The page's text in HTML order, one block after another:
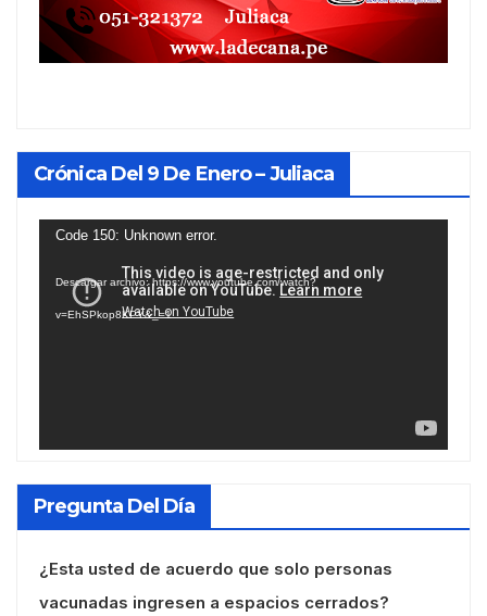
Crónica Del 9 De Enero – Juliaca
Reproductor
vídeo
Code 150: Unknown error.
Descargar archivo: https://www.youtube.com/watch?
v=EhSPkop8KPY&_=1
Pregunta Del Día
¿Esta usted de acuerdo que solo personas
vacunadas ingresen a espacios cerrados?